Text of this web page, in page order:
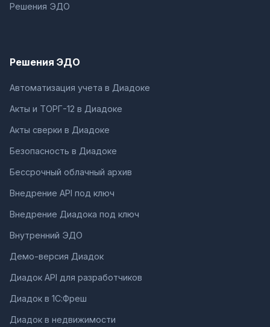
Решения ЭДО
Решения ЭДО
Автоматизация учета в Диадоке
Акты и ТОРГ-12 в Диадоке
Акты сверки в Диадоке
Безопасность в Диадоке
Бессрочный облачный архив
Внедрение API под ключ
Внедрение Диадока под ключ
Внутренний ЭДО
Демо-версия Диадок
Диадок API для разработчиков
Диадок в 1С:Фреш
Диадок в недвижимости